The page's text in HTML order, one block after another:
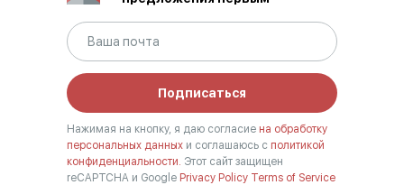
Подписаться
Нажимая на кнопку, я даю согласие на обработку
персональных данных и соглашаюсь с политикой
конфиденциальности. Этот сайт защищен
reCAPTCHA и Google Privacy Policy Terms of Service